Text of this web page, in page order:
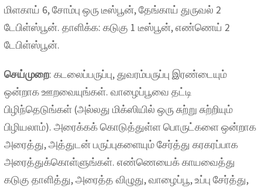
மிளகாய் 6, சோம்பு ஒரு டீஸ்பூன், தேங்காய் துருவல் 2
டேபிள்ஸ்பூன். தாளிக்க: கடுகு 1 டீஸ்பூன், எண்ணெய் 2
டேபிள்ஸ்பூன்.
செய்முறை: கடலைப்பருப்பு, துவரம்பருப்பு இரண்டையும்
ஒன்றாக ஊறவையுங்கள். வாழைப்பூவை தட்டி
பிழிந்தெடுங்கள் (அல்லது மிக்ஸியில் ஒரு சுற்று சுற்றியும்
பிழியலாம்). அரைக்கக் கொடுத்துள்ள பொருட்களை ஒன்றாக
அரைத்து, அத்துடன் பருப்புகளையும் சேர்த்து கரகரப்பாக
அரைத்துக்கொள்ளுங்கள். எண்ணெயைக் காயவைத்து
கடுகு தாளித்து, அரைத்த விழுது, வாழைப்பூ, உப்பு சேர்த்து,